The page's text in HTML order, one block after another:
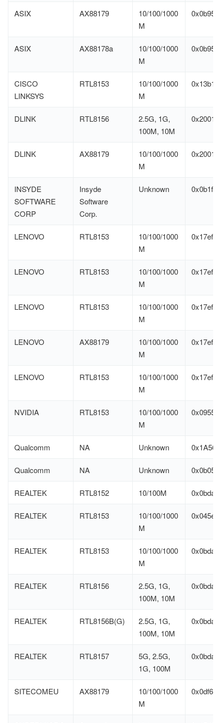
ASIX AX88179
10/100/1000
M
0x0b95
ASIX AX88178a
10/100/1000
M
0x0b95
CISCO
LINKSYS
RTL8153
10/100/1000
M
0x13b1
DLINK RTL8156
2.5G, 1G,
100M, 10M
0x2001
DLINK AX88179
10/100/1000
M
0x2001
INSYDE
SOFTWARE
CORP
Insyde
Software
Corp.
Unknown 0x0b1f
LENOVO RTL8153
10/100/1000
M
0x17ef
LENOVO RTL8153
10/100/1000
M
0x17ef
LENOVO RTL8153
10/100/1000
M
0x17ef
LENOVO AX88179
10/100/1000
M
0x17ef
LENOVO RTL8153
10/100/1000
M
0x17ef
NVIDIA RTL8153
10/100/1000
M
0x0955
Qualcomm NA Unknown 0x1A56
Qualcomm NA Unknown 0x0b05
REALTEK RTL8152 10/100M 0x0bda
REALTEK RTL8153
10/100/1000
M
0x045e
REALTEK RTL8153
10/100/1000
M
0x0bda
REALTEK RTL8156
2.5G, 1G,
100M, 10M
0x0bda
REALTEK RTL8156B(G)
2.5G, 1G,
100M, 10M
0x0bda
REALTEK RTL8157
5G, 2.5G,
1G, 100M
0x0bda
SITECOMEU AX88179
10/100/1000
M
0x0df6